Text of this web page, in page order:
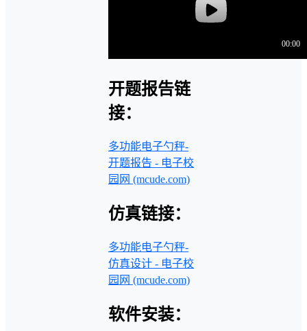
开题报告链
接：
多功能电子勺秤-
开题报告 - 电子校
园网 (mcude.com)
仿真链接：
多功能电子勺秤-
仿真设计 - 电子校
园网 (mcude.com)
软件安装：